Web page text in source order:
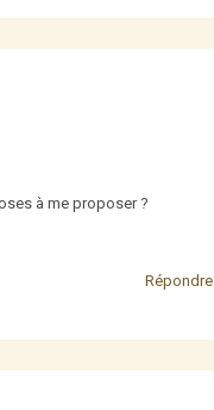
à me proposer ?
Répondre